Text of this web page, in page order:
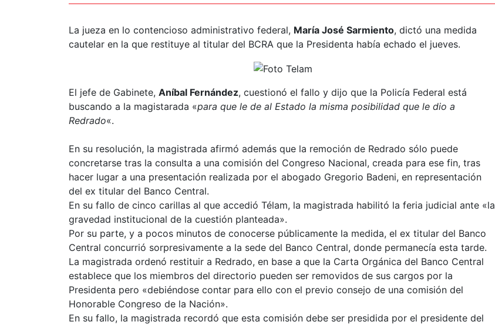
La jueza en lo contencioso administrativo federal, María José Sarmiento, dictó una medida
cautelar en la que restituye al titular del BCRA que la Presidenta había echado el jueves.
El jefe de Gabinete, Aníbal Fernández, cuestionó el fallo y dijo que la Policía Federal está
buscando a la magistarada «para que le de al Estado la misma posibilidad que le dio a
Redrado«.
En su resolución, la magistrada afirmó además que la remoción de Redrado sólo puede
concretarse tras la consulta a una comisión del Congreso Nacional, creada para ese fin, tras
hacer lugar a una presentación realizada por el abogado Gregorio Badeni, en representación
del ex titular del Banco Central.
En su fallo de cinco carillas al que accedió Télam, la magistrada habilitó la feria judicial ante «la
gravedad institucional de la cuestión planteada».
Por su parte, y a pocos minutos de conocerse públicamente la medida, el ex titular del Banco
Central concurrió sorpresivamente a la sede del Banco Central, donde permanecía esta tarde.
La magistrada ordenó restituir a Redrado, en base a que la Carta Orgánica del Banco Central
establece que los miembros del directorio pueden ser removidos de sus cargos por la
Presidenta pero «debiéndose contar para ello con el previo consejo de una comisión del
Honorable Congreso de la Nación».
En su fallo, la magistrada recordó que esta comisión debe ser presidida por el presidente del